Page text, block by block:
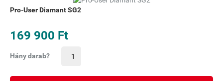
Pro-User Diamant SG2
169 900 Ft
Hány darab?